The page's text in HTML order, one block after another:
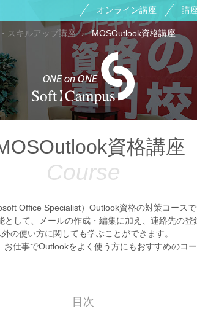
オンライン講座 講
スキルアップ講座 MOSOutlook資格講座
資格講座
Office Specialist）Outlook資格の対策コースで
して、メールの作成・編集に加え、連絡先の
外の使い方に関しても学ぶことができます。
お仕事でOutlookをよく使う方にもおすすめのコー
目次